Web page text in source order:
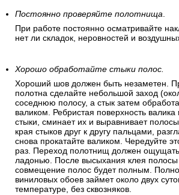
Постоянно проверяйте полотнища.
При работе постоянно осматривайте
нет ли складок, неровностей и
Хорошо обработайте стыки полос.
Хороший шов должен быть незаметен.
полотна сделайте небольшой заход
соседнюю полосу, а стык затем
валиком. Ребристая поверхность валика
стыки, сминает их и выравнивает
края стыков друг к другу пальцами,
снова прокатайте валиком. Чередуйте
раз. Переход полотнищ должен
ладонью. После высыхания клея полосы
совмещение полос будет полным.
виниловых обоев займет около двух
температуре, без сквозняков.